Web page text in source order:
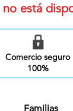
está
Comercio seguro
100%